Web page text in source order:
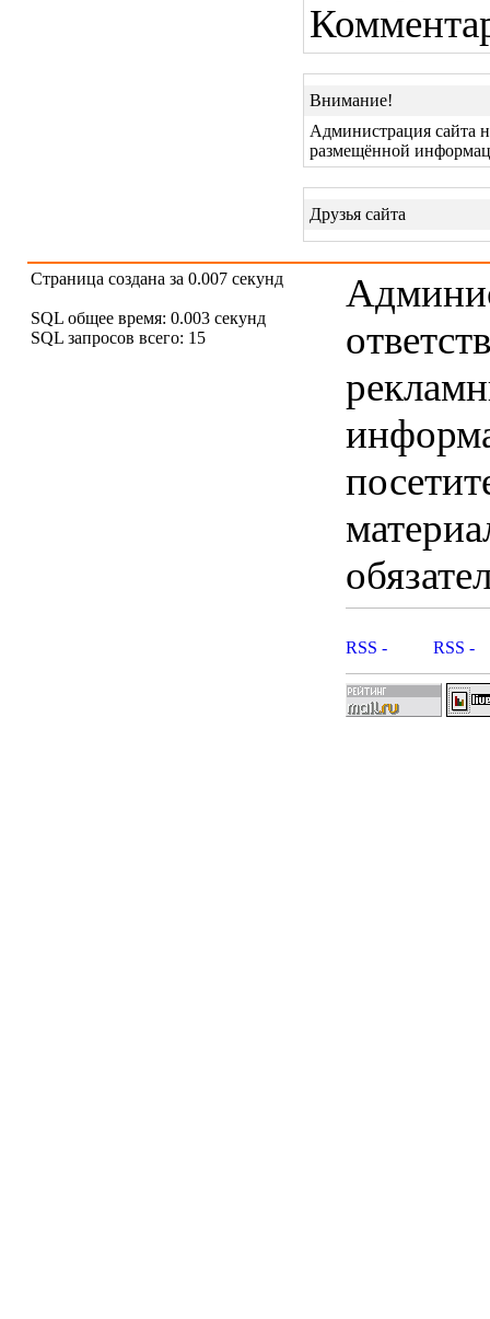
Внимание!
Администрация сайта
размещённой
Друзья сайта
Страница создана за 0.007 секунд
SQL общее время: 0.003 секунд
SQL запросов всего: 15